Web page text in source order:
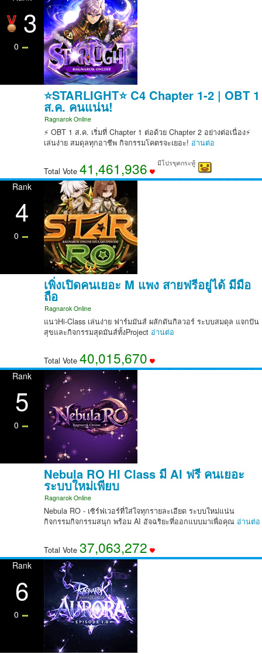
3
0
⭐STARLIGHT⭐ C4 Chapter 1-2 | OBT 1
ส.ค. คนแน่น!
Ragnarok Online
⚡ OBT 1 ส.ค. เริ่มที่ Chapter 1 ต่อด้วย Chapter 2 อย่างต่อเนื่อง⚡
เล่นง่าย สมดุลทุกอาชีพ กิจกรรมโคตรจะเยอะ! อ่านต่อ
Total Vote 41,461,936 มีโปรขุดกระทู้
Rank
4
0
เพิ่งเปิดคนเยอะ M แพง สายฟรีอยู่ได้ มีมือ
ถือ
Ragnarok Online
แนวHi-Class เล่นง่าย ฟาร์มมันส์ ผลักดันกิลวอร์ ระบบสมดุล แจกปัน
สุขและกิจกรรมสุดมันส์ทั้งProject อ่านต่อ
Total Vote 40,015,670
Rank
5
0
Nebula RO HI Class มี AI ฟรี คนเยอะ
ระบบใหม่เพียบ
Ragnarok Online
Nebula RO - เซิร์ฟเวอร์ที่ใส่ใจทุกรายละเอียด ระบบใหม่แน่น
กิจกรรมกิจกรรมสนุก พร้อม AI อัจฉริยะที่ออกแบบมาเพื่อคุณ อ่านต่อ
Total Vote 37,063,272
Rank
6
0